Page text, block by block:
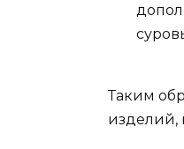
Таким
изделий,